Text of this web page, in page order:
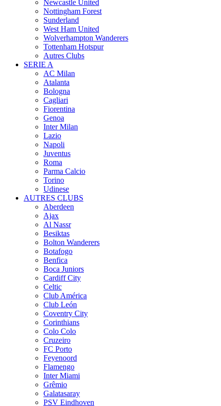
Newcastle United
Nottingham Forest
Sunderland
West Ham United
Wolverhampton Wanderers
Tottenham Hotspur
Autres Clubs
SERIE A
AC Milan
Atalanta
Bologna
Cagliari
Fiorentina
Genoa
Inter Milan
Lazio
Napoli
Juventus
Roma
Parma Calcio
Torino
Udinese
AUTRES CLUBS
Aberdeen
Ajax
Al Nassr
Besiktas
Bolton Wanderers
Botafogo
Benfica
Boca Juniors
Cardiff City
Celtic
Club América
Club León
Coventry City
Corinthians
Colo Colo
Cruzeiro
FC Porto
Feyenoord
Flamengo
Inter Miami
Grêmio
Galatasaray
PSV Eindhoven